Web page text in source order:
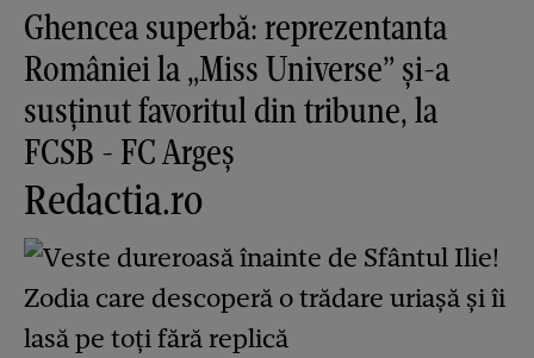
Ghencea superbă: reprezentanta
României la „Miss Universe” și-a
susținut favoritul din tribune, la
FCSB - FC Argeș
Redactia.ro